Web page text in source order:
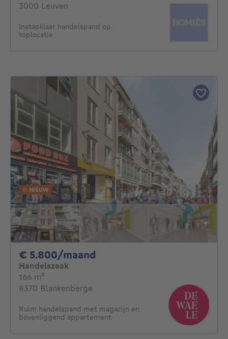
3000 Leuven
Instapklaar handelspand op
toplocatie
NIEUW
€ 5.800/maand
Handelszaak
166 m²
8370 Blankenberge
Ruim handelspand met magazijn en
bovenliggend appartement